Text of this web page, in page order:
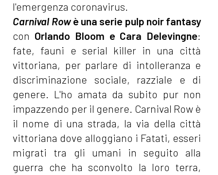
l'emergenza coronavirus.
Carnival Rowè una serie pulp noir fantasy
con Orlando Bloom e Cara Delevingne:
fate, fauni e serial killer in una città
vittoriana, per parlare di intolleranza e
discriminazione sociale, razziale e di
genere. L'ho amata da subito pur non
impazzendo per il genere. Carnival Row è
il nome di una strada, la via della città
vittoriana dove alloggiano i Fatati, esseri
migrati tra gli umani in seguito alla
guerra che ha sconvolto la loro terra,